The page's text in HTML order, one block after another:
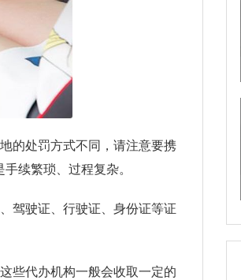
的处罚方式不同，请注意要携
续繁琐、过程复杂。
驾驶证、行驶证、身份证等证
些代办机构一般会收取一定的